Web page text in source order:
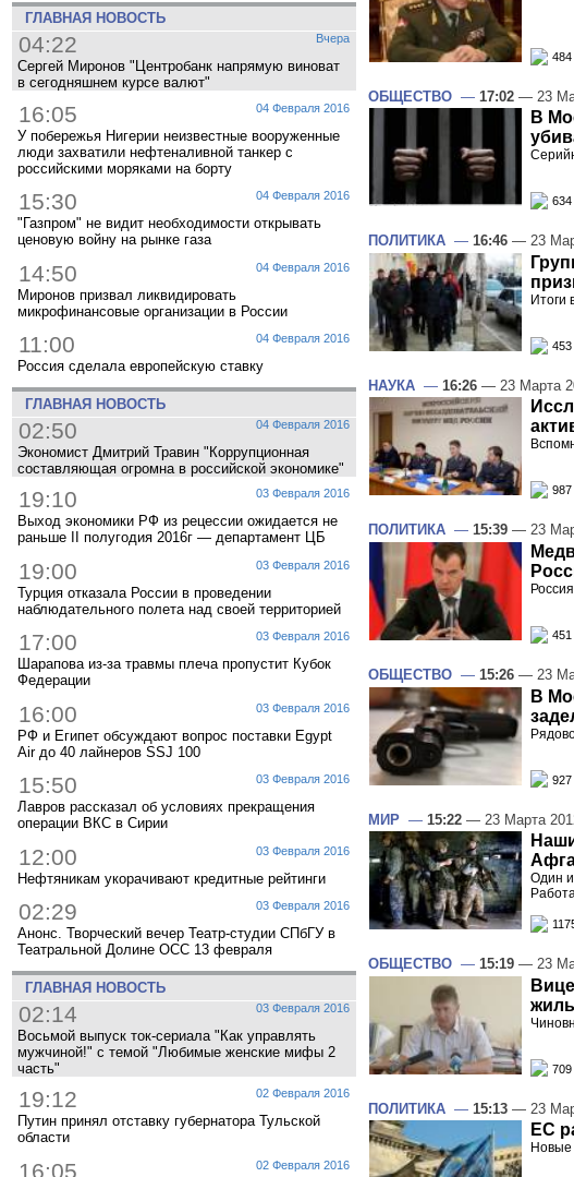
ГЛАВНАЯ НОВОСТЬ
Вчера
04:22
Сергей Миронов "Центробанк напрямую виноват
в сегодняшнем курсе валют"
04 Февраля 2016
16:05
У побережья Нигерии неизвестные вооруженные
люди захватили нефтеналивной танкер с
российскими моряками на борту
04 Февраля 2016
15:30
"Газпром" не видит необходимости открывать
ценовую войну на рынке газа
04 Февраля 2016
14:50
Миронов призвал ликвидировать
микрофинансовые организации в России
04 Февраля 2016
11:00
Россия сделала европейскую ставку
ГЛАВНАЯ НОВОСТЬ
04 Февраля 2016
02:50
Экономист Дмитрий Травин "Коррупционная
составляющая огромна в российской экономике"
03 Февраля 2016
19:10
Выход экономики РФ из рецессии ожидается не
раньше II полугодия 2016г — департамент ЦБ
03 Февраля 2016
19:00
Турция отказала России в проведении
наблюдательного полета над своей территорией
03 Февраля 2016
17:00
Шарапова из-за травмы плеча пропустит Кубок
Федерации
03 Февраля 2016
16:00
РФ и Египет обсуждают вопрос поставки Egypt
Air до 40 лайнеров SSJ 100
03 Февраля 2016
15:50
Лавров рассказал об условиях прекращения
операции ВКС в Сирии
03 Февраля 2016
12:00
Нефтяникам укорачивают кредитные рейтинги
03 Февраля 2016
02:29
Анонс. Творческий вечер Театр-студии СПбГУ в
Театральной Долине ОСС 13 февраля
ГЛАВНАЯ НОВОСТЬ
03 Февраля 2016
02:14
Восьмой выпуск ток-сериала "Как управлять
мужчиной!" с темой "Любимые женские мифы 2
часть"
02 Февраля 2016
19:12
Путин принял отставку губернатора Тульской
области
02 Февраля 2016
16:05
484
ОБЩЕСТВО — 17:02 — 23
В
634
ПОЛИТИКА — 16:46 — 23
Итоги
453
НАУКА — 16:26 — 23 Марта
987
ПОЛИТИКА — 15:39 — 23
451
ОБЩЕСТВО — 15:26 — 23
В
927
МИР — 15:22 — 23 Марта
Один
ОБЩЕСТВО — 15:19 — 23
709
ПОЛИТИКА — 15:13 — 23
ЕС
Новые